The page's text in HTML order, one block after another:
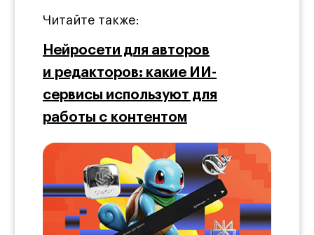
Читайте также:
Нейросети для авторов
и редакторов: какие ИИ-
сервисы используют для
работы с контентом